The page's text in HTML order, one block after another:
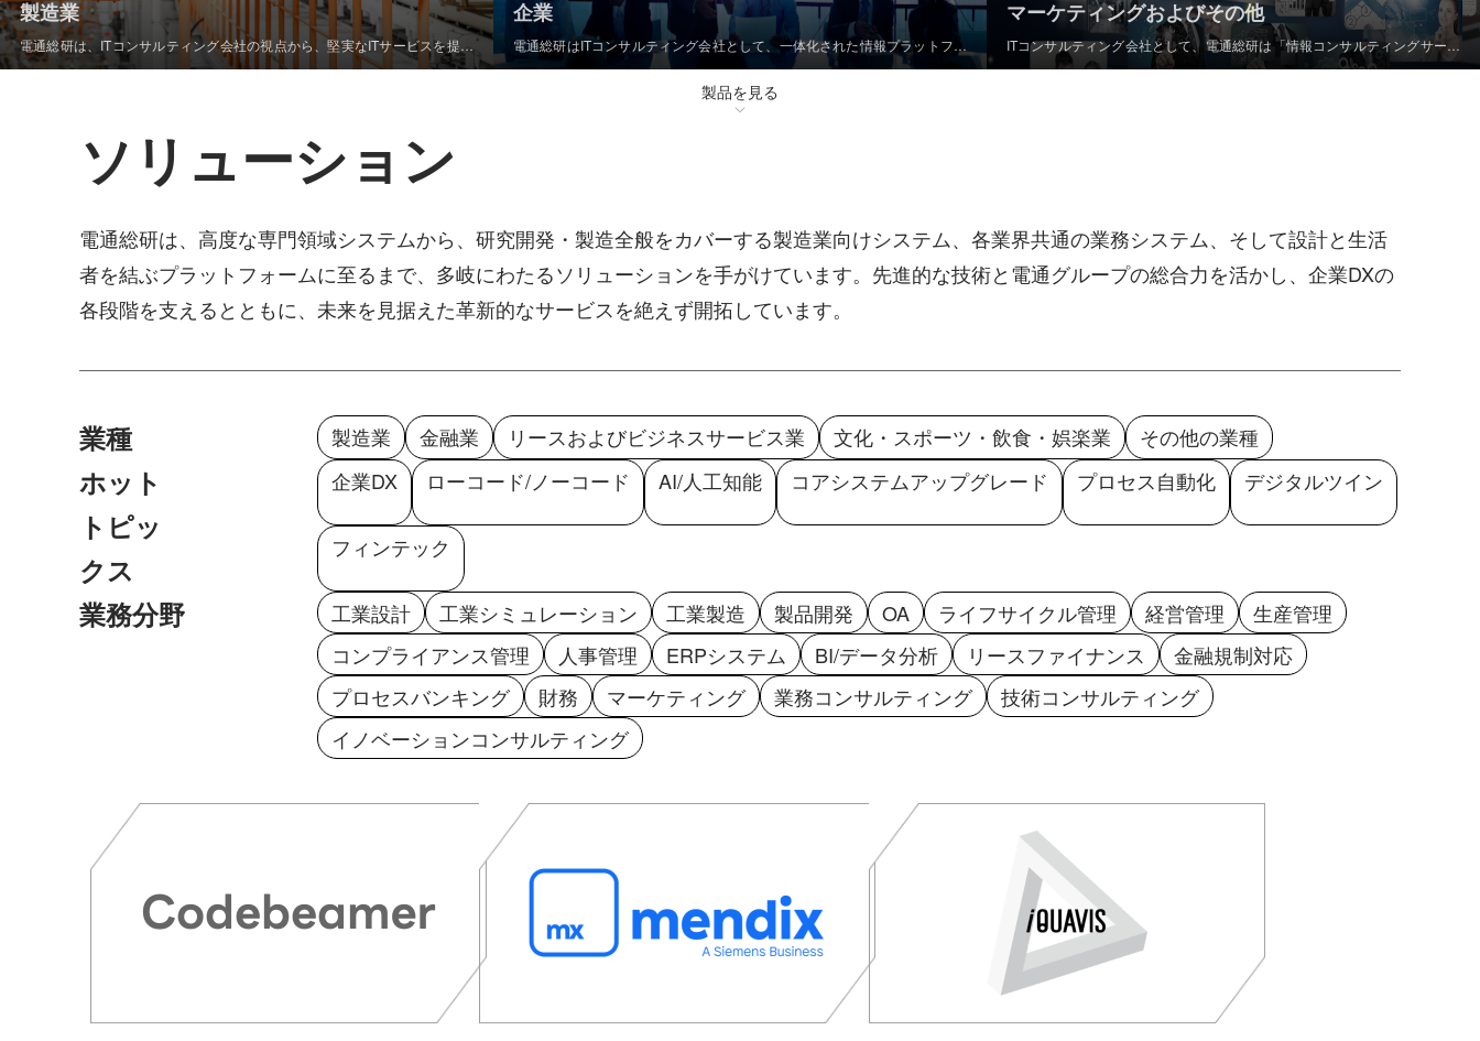
製造業
電通総研は、ITコンサルティング会社の視点から、堅実なITサービスを提供
します。私たちは、マイクロサービスやクラウドネイティブなどの先進技術
企業
電通総研はITコンサルティング会社として、一体化された情報プラットフォ
ームを通じて企業のコアリソースを統合することに取り組んでいます。私た
ちは経営の知恵とITサービスを融合させ、ERPやHCMなどのシステムを導入
することで、サプライチェーンからヒューマンリソースに至るまでの主要な
マーケティングおよびその他
ITコンサルティング会社として、電通総研は「情報コンサルティングサービ
ス＋ITサービス」の統合モデルを通じて、企業の成長エンジンを提供しま
製品を見る
ソリューション
電通総研は、高度な専門領域システムから、研究開発・製造全般をカバーする製造業向けシステム、各業界共通の業務システム、そして設計と生活
者を結ぶプラットフォームに至るまで、多岐にわたるソリューションを手がけています。先進的な技術と電通グループの総合力を活かし、企業DXの
各段階を支えるとともに、未来を見据えた革新的なサービスを絶えず開拓しています。
業種 製造業 金融業 リースおよびビジネスサービス業 文化・スポーツ・飲食・娯楽業 その他の業種
ホット
トピッ
クス
企業DX ローコード/ノーコード AI/人工知能 コアシステムアップグレード プロセス自動化 デジタルツイン
フィンテック
業務分野 工業設計 工業シミュレーション 工業製造 製品開発 OA ライフサイクル管理 経営管理
生産管理
コンプライアンス管理
人事管理 ERPシステム BI/データ分析 リースファイナンス
金融規制対応
プロセスバンキング
財務 マーケティング 業務コンサルティング
技術コンサルティング
イノベーションコンサルティング